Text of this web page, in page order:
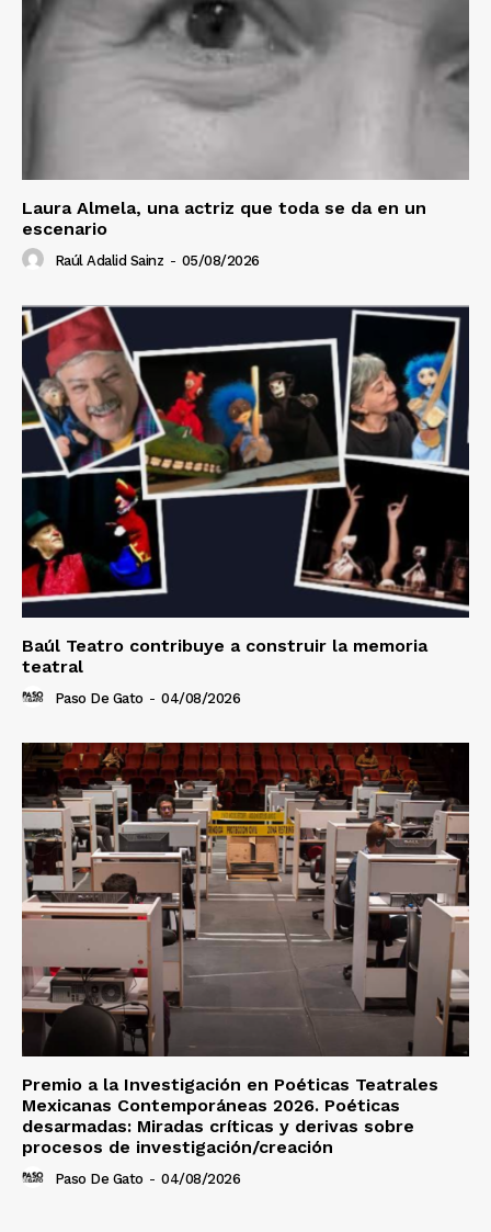
Laura Almela, una actriz que toda se da en un
escenario
Raúl Adalid Sainz - 05/08/2026
Baúl Teatro contribuye a construir la memoria
teatral
Paso De Gato - 04/08/2026
Premio a la Investigación en Poéticas Teatrales
Mexicanas Contemporáneas 2026. Poéticas
desarmadas: Miradas críticas y derivas sobre
procesos de investigación/creación
Paso De Gato - 04/08/2026